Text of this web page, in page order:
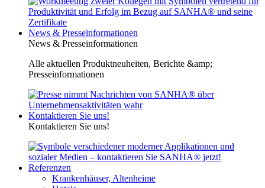
News & Presseinformationen
News & Presseinformationen
Alle aktuellen Produktneuheiten, Berichte &amp;
Presseinformationen
Kontaktieren Sie uns!
Kontaktieren Sie uns!
Referenzen
Krankenhäuser, Altenheime